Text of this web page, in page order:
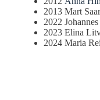
2013 Mart Saar
2022
2023 Elina
2024 Maria